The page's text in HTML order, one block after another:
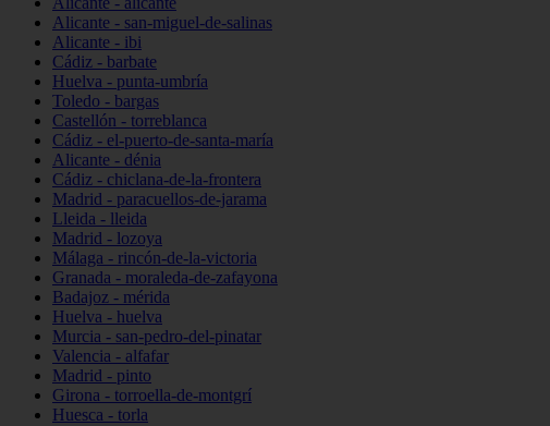
Alicante - san-miguel-de-salinas
Alicante - ibi
Cádiz - barbate
Huelva - punta-umbría
Toledo - bargas
Castellón - torreblanca
Cádiz - el-puerto-de-santa-maría
Alicante - dénia
Cádiz - chiclana-de-la-frontera
Madrid - paracuellos-de-jarama
Lleida - lleida
Madrid - lozoya
Málaga - rincón-de-la-victoria
Granada - moraleda-de-zafayona
Badajoz - mérida
Huelva - huelva
Murcia - san-pedro-del-pinatar
Valencia - alfafar
Madrid - pinto
Girona - torroella-de-montgrí
Huesca - torla